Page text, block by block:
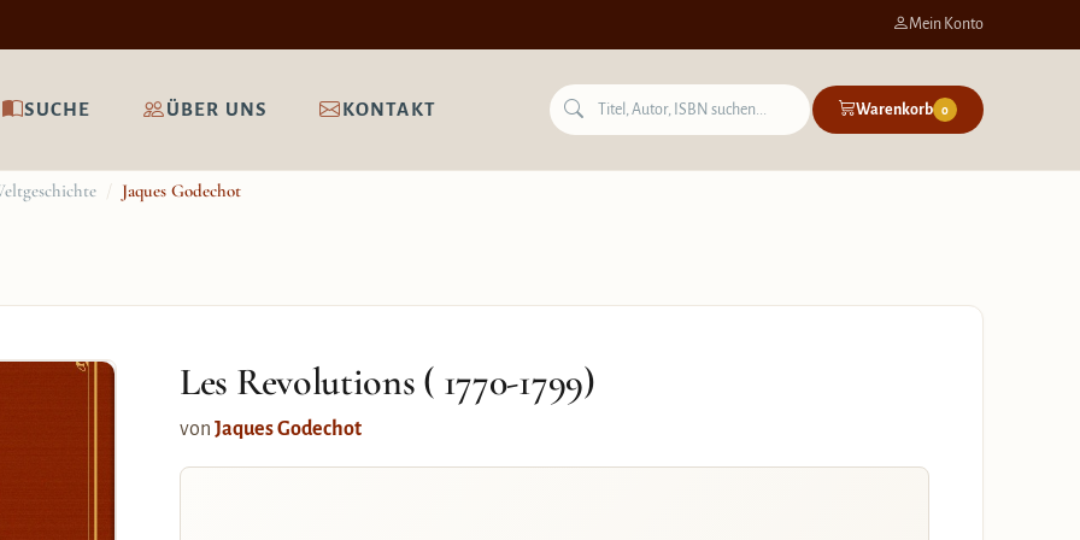
Mein Konto
SUCHE ÜBER UNS KONTAKT Warenkorb 0
/ Jaques Godechot
Les Revolutions ( 1770-1799)
von Jaques Godechot